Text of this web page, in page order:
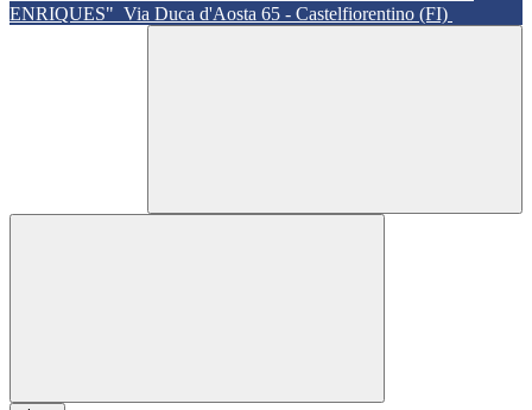
ENRIQUES" Via Duca d'Aosta 65 - Castelfiorentino (FI)